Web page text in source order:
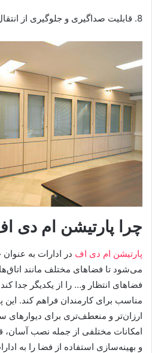
8. قابلیت صداگیری و جلوگیری از انتقال صدا بین فضاها
چرا پارتیشن ام دی
پارتیشن ام دی اف در ادارات به
می‌شود تا فضاهای مختلف مانند
فضاهای انتظار و… را از یکدیگر جدا
مناسب برای کارمندان فراهم کند. این
ارزان‌تر و منعطف‌تری برای
امکانات مختلفی از جمله نصب آسان،
و بهینه‌سازی استفاده از فضا را به